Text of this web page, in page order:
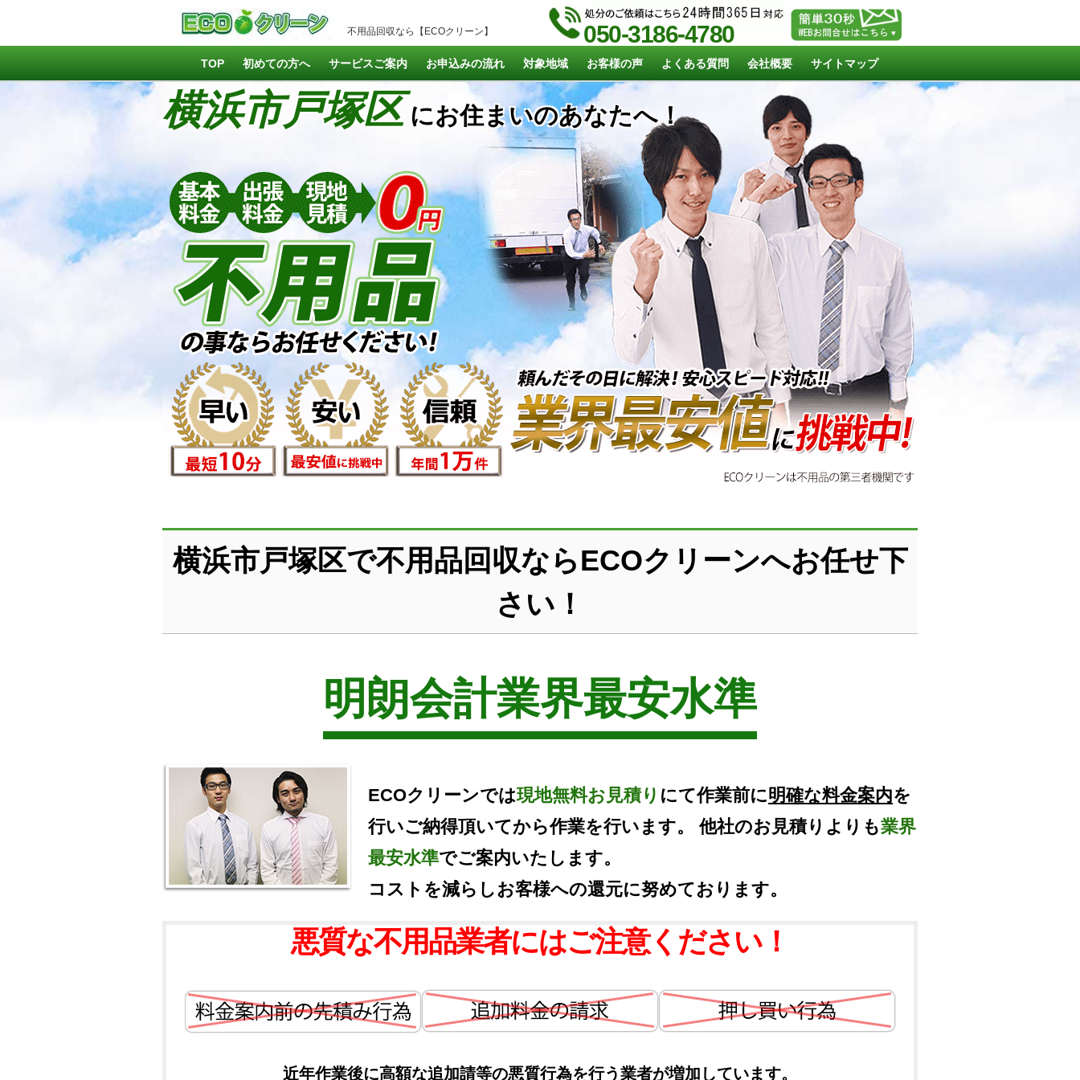
不用品回収なら【ECOクリーン】 050-3186-4780
TOP 初めての方へ サービスご案内 お申込みの流れ 対象地域 お客様の声 よくある質問 会社概要 サイトマップ
横浜市戸塚区にお住まいのあなたへ！
横浜市戸塚区で不用品回収ならECOクリーンへお任せ下
さい！
明朗会計業界最安水準
ECOクリーンでは現地無料お見積り にて作業前に明確な料金案内を
行いご納得頂いてから作業を行います。 他社のお見積りよりも業界
最安水準でご案内いたします。
コストを減らしお客様への還元に努めております。
悪質な不用品業者にはご注意ください！
近年作業後に高額な追加請等の悪質行為を行う業者が増加しています。